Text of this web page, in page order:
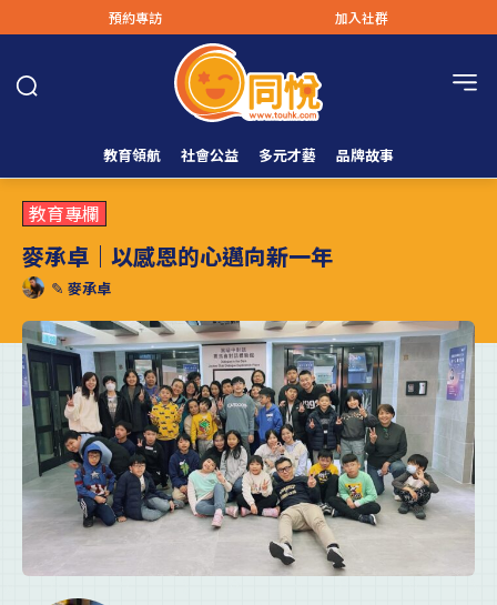
預約專訪 加入社群
教育領航 社會公益 多元才藝 品牌故事
教育專欄
麥承卓｜以感恩的心邁向新一年
✎ 麥承卓